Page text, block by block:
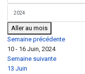
Aller au mois
Semaine précédente
10 - 16 Juin, 2024
Semaine suivante
13 Juin